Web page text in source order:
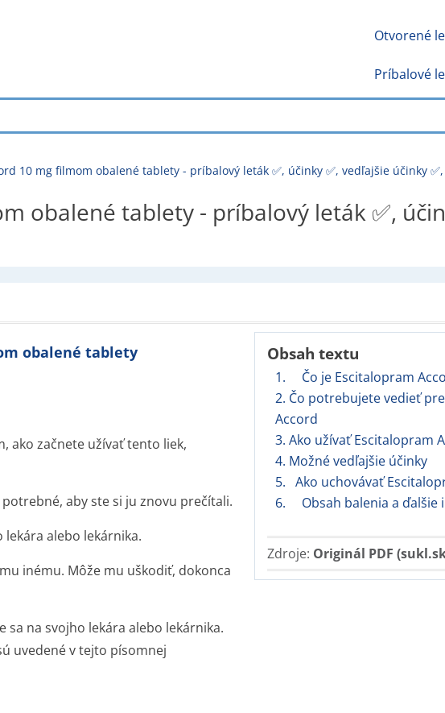
Otvorené
Príbalové
10 mg filmom obalené tablety - príbalový leták ✅, účinky ✅, vedľajšie účinky
obalené tablety - príbalový leták ✅,
Obsah textu
1. Čo je Escitalopram
2. Čo potrebujete vedieť
Accord
3. Ako užívať Escitalopram
4. Možné vedľajšie účinky
5. Ako uchovávať
6. Obsah balenia a ďalšie
Zdroje: Originál PDF
obalené tablety
ako začnete užívať tento liek,
aby ste si ju znovu prečítali.
lekára alebo lekárnika.
inému. Môže mu uškodiť, dokonca
sa na svojho lekára alebo lekárnika.
uvedené v tejto písomnej